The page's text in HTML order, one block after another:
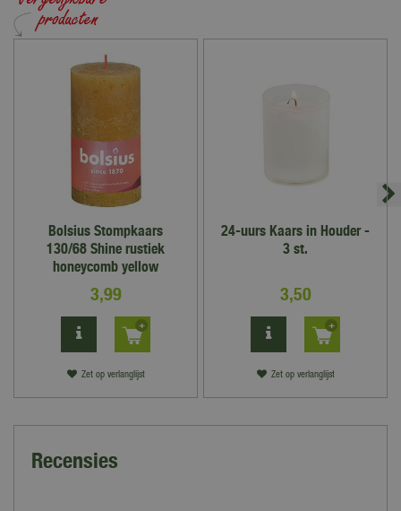
Bolsius Stompkaars
130/68 Shine rustiek
honeycomb yellow
3,99
Zet op verlanglijst
24-uurs Kaars in Houder -
3 st.
3,50
Zet op verlanglijst
Recensies